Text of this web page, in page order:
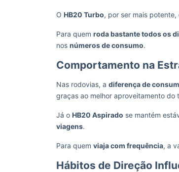
O HB20 Turbo, por ser mais
Para quem roda bastante todos os
nos números de consumo.
Comportamento na
Nas rodovias, a diferença de
graças ao melhor aproveitamento
Já o HB20 Aspirado se mantém
viagens.
Para quem viaja com frequência, a
Hábitos de Direção